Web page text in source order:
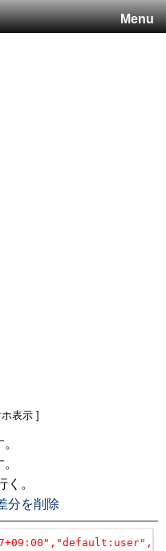
Menu
ホ表示 ]
く。
分を削除